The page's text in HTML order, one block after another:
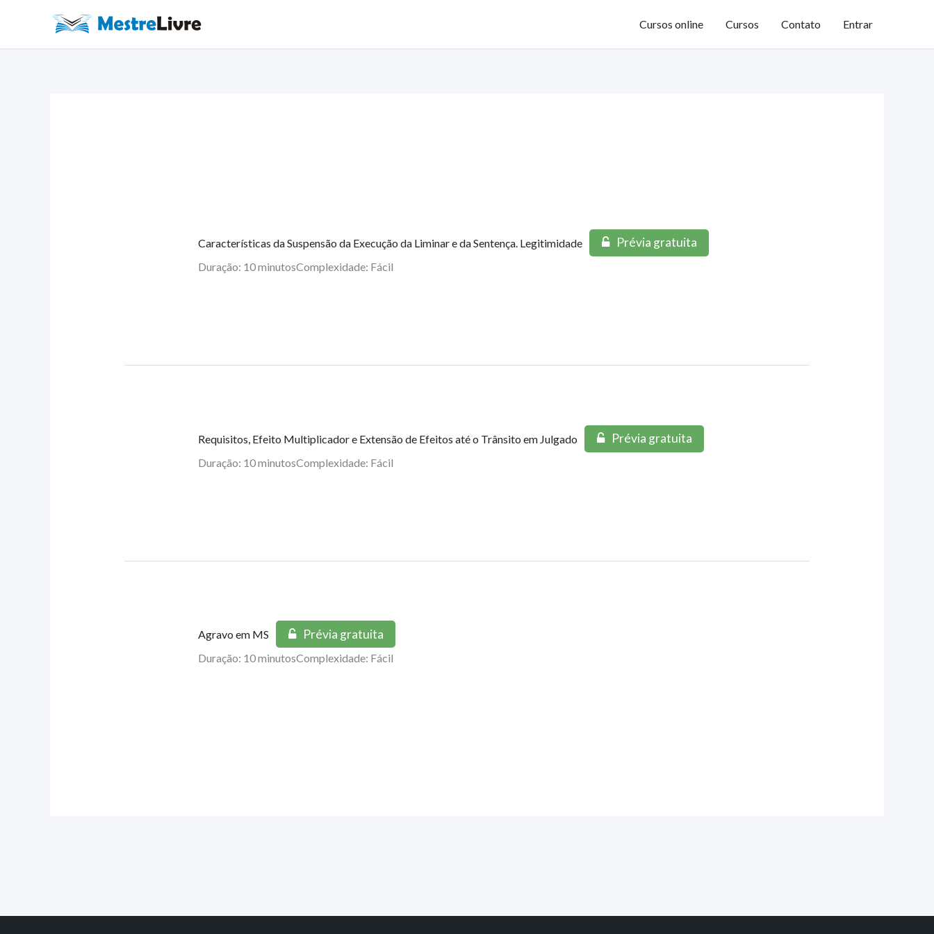
o
Cursos online Cursos Contato Entrar
Características da Suspensão da Execução da Liminar e da Sentença. Legitimidade Prévia gratuita
Duração: 10 minutosComplexidade: Fácil
Requisitos, Efeito Multiplicador e Extensão de Efeitos até o Trânsito em Julgado Prévia gratuita
Duração: 10 minutosComplexidade: Fácil
Agravo em MS Prévia gratuita
Duração: 10 minutosComplexidade: Fácil